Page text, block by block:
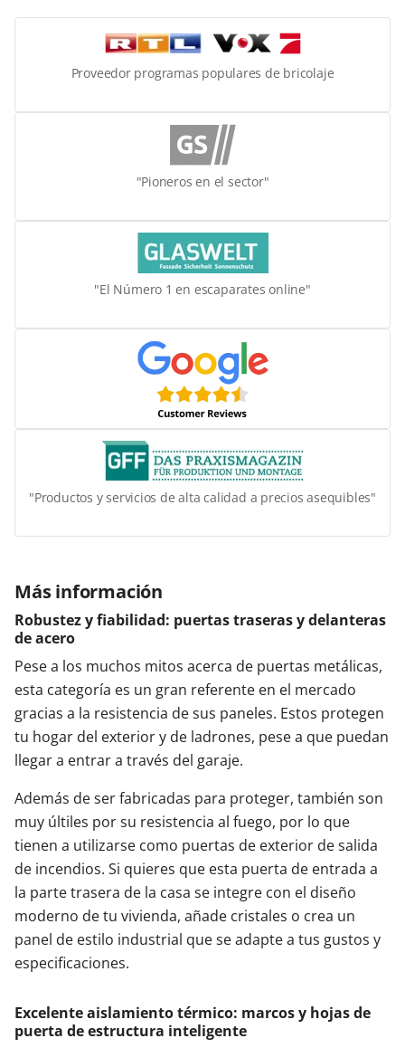
Proveedor programas populares de bricolaje
"Pioneros en el sector"
"El Número 1 en escaparates online"
"Productos y servicios de alta calidad a precios asequibles"
Más información
Robustez y fiabilidad: puertas traseras y delanteras
de acero
Pese a los muchos mitos acerca de puertas metálicas,
esta categoría es un gran referente en el mercado
gracias a la resistencia de sus paneles. Estos protegen
tu hogar del exterior y de ladrones, pese a que puedan
llegar a entrar a través del garaje.
Además de ser fabricadas para proteger, también son
muy últiles por su resistencia al fuego, por lo que
tienen a utilizarse como puertas de exterior de salida
de incendios. Si quieres que esta puerta de entrada a
la parte trasera de la casa se integre con el diseño
moderno de tu vivienda, añade cristales o crea un
panel de estilo industrial que se adapte a tus gustos y
especificaciones.
Excelente aislamiento térmico: marcos y hojas de
puerta de estructura inteligente